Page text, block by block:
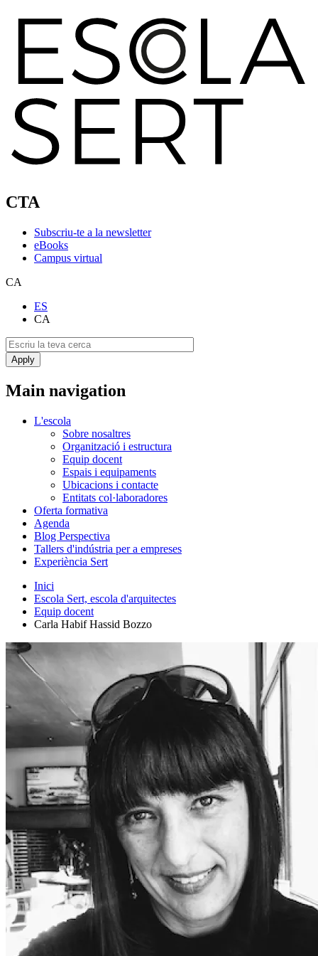
CTA
Subscriu-te a la newsletter
eBooks
Campus virtual
CA
ES
CA
Main navigation
L'escola
Sobre nosaltres
Organització i estructura
Equip docent
Espais i equipaments
Ubicacions i contacte
Entitats col·laboradores
Oferta formativa
Agenda
Blog Perspectiva
Tallers d'indústria per a empreses
Experiència Sert
Inici
Escola Sert, escola d'arquitectes
Equip docent
Carla Habif Hassid Bozzo